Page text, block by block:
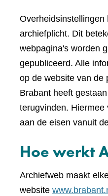
Overheidsinstellingen
archiefplicht. Dit
webpagina's worden
gepubliceerd. Alle
op de website van de
Brabant heeft
terugvinden.
aan de eisen vanuit
Hoe werkt
Archiefweb maakt
website